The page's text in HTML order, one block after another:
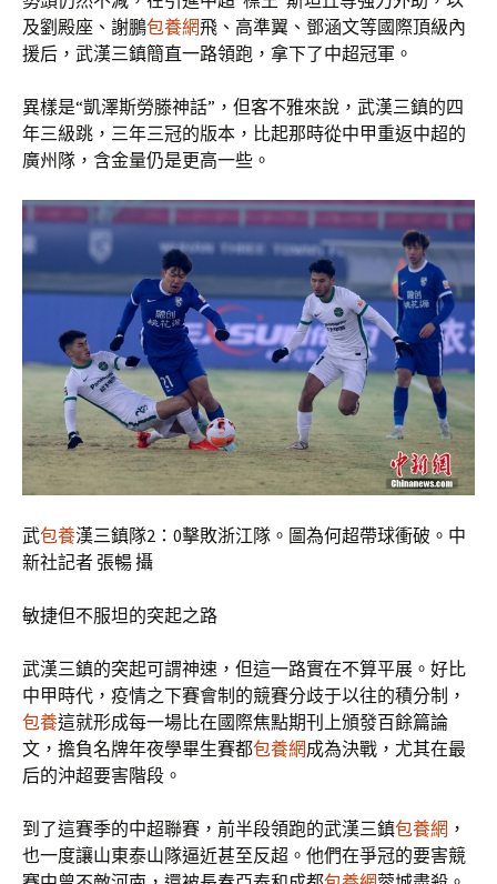
及劉殿座、謝鵬包養網飛、高準翼、鄧涵文等國際頂級內
援后，武漢三鎮簡直一路領跑，拿下了中超冠軍。
異樣是“凱澤斯勞滕神話”，但客不雅來說，武漢三鎮的四
年三級跳，三年三冠的版本，比起那時從中甲重返中超的
廣州隊，含金量仍是更高一些。
武包養漢三鎮隊2：0擊敗浙江隊。圖為何超帶球衝破。中
新社記者 張暢 攝
敏捷但不服坦的突起之路
武漢三鎮的突起可謂神速，但這一路實在不算平展。好比
中甲時代，疫情之下賽會制的競賽分歧于以往的積分制，
包養這就形成每一場比在國際焦點期刊上頒發百餘篇論
文，擔負名牌年夜學畢生賽都包養網成為決戰，尤其在最
后的沖超要害階段。
到了這賽季的中超聯賽，前半段領跑的武漢三鎮包養網 ，
也一度讓山東泰山隊逼近甚至反超。他們在爭冠的要害競